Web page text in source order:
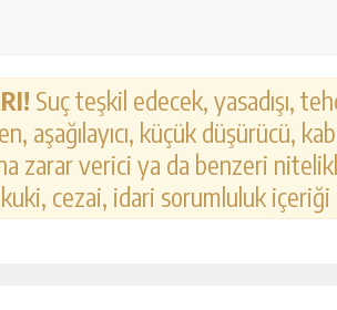
Suç teşkil edecek, yasadışı,
aşağılayıcı, küçük düşürücü,
zarar verici ya da benzeri
cezai, idari sorumluluk